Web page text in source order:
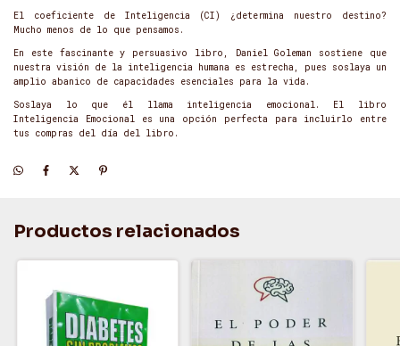
El coeficiente de Inteligencia (CI) ¿determina nuestro destino?
Mucho menos de lo que pensamos.
En este fascinante y persuasivo libro, Daniel Goleman sostiene que
nuestra visión de la inteligencia humana es estrecha, pues soslaya un
amplio abanico de capacidades esenciales para la vida.
Soslaya lo que él llama inteligencia emocional. El libro
Inteligencia Emocional es una opción perfecta para incluirlo entre
tus compras del día del libro.
Productos relacionados